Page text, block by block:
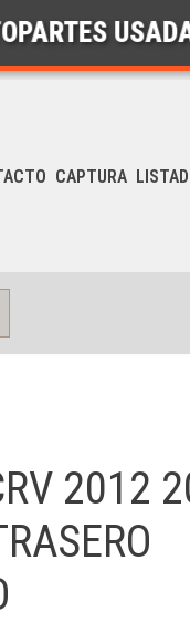
USADAS ///
CAPTURA
2012